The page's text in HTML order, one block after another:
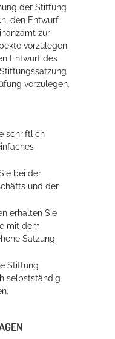
der Stiftung
den Entwurf
zur
vorzulegen.
Entwurf des
vorzulegen.
schriftlich
bei der
und der
erhalten Sie
mit dem
Satzung
Stiftung
selbstständig